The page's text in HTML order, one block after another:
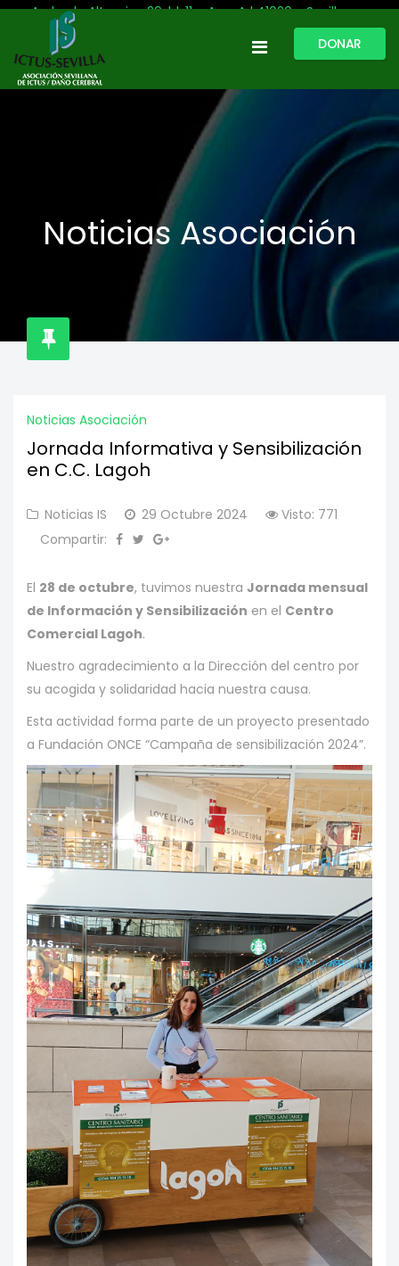
Avda. de Altamira, 29, bl. 11 – Acc. A | 41020 - Sevilla
954 513 999
ictussevilla@hotmail.com
DONAR
Noticias Asociación
Noticias Asociación
Jornada Informativa y Sensibilización
en C.C. Lagoh
Noticias IS 29 Octubre 2024
Visto: 771
Compartir:
El 28 de octubre, tuvimos nuestra Jornada mensual
de Información y Sensibilización en el Centro
Comercial Lagoh.
Nuestro agradecimiento a la Dirección del centro por
su acogida y solidaridad hacia nuestra causa.
Esta actividad forma parte de un proyecto presentado
a Fundación ONCE “Campaña de sensibilización 2024”.